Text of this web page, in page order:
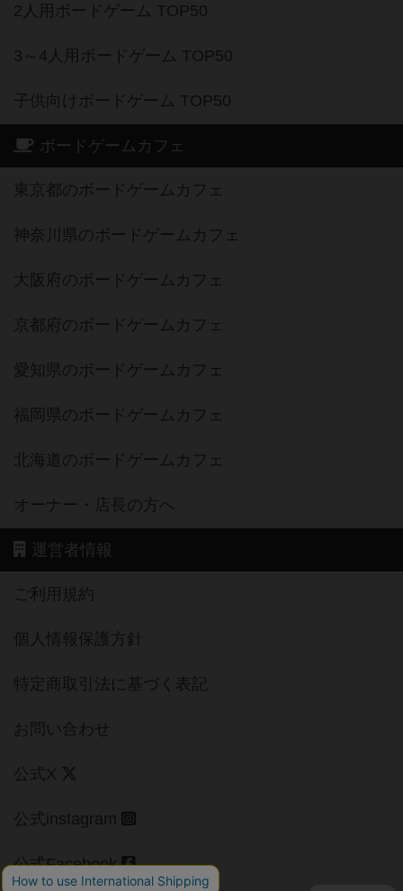
2人用ボードゲーム TOP50
3～4人用ボードゲーム TOP50
子供向けボードゲーム TOP50
ボードゲームカフェ
東京都のボードゲームカフェ
神奈川県のボードゲームカフェ
大阪府のボードゲームカフェ
京都府のボードゲームカフェ
愛知県のボードゲームカフェ
福岡県のボードゲームカフェ
北海道のボードゲームカフェ
オーナー・店長の方へ
運営者情報
ご利用規約
個人情報保護方針
特定商取引法に基づく表記
お問い合わせ
公式X
公式instagram
公式Facebook